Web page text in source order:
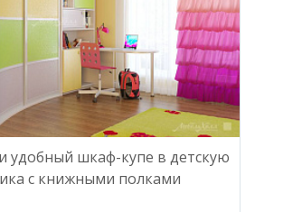
удобный шкаф-купе в детскую
с книжными полками